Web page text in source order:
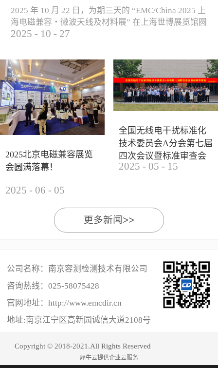
2025 年 10 月 22 日，为期三天的 “EMC/China 2025 上
海电磁兼容・微波天线及材料展” 在上海世博展览馆圆
满落下帷幕。作为电磁兼容领域的行业盛会，本届展
研讨及产品展示等多种形式，深入交流行业见解，踊
跃探索合作空间，为电磁兼容领域的高质量发展汇聚
了新动能。产品展示展会现场，公司展示了...
2025 - 10 - 27
2025北京电磁兼容展览
会圆满落幕！
2025 - 06 - 05
全国无线电干扰标准化
技术委员会A分会第七届
四次会议暨标准审查会
成功举办
2025 - 05 - 15
更多新闻>>
公司名称：南京容测检测技术有限公司
咨询热线： 025-58075428
官网地址：http://www.emcdir.cn
地址:南京江宁区高新园诚信大道2108号
Copyright © 2018-2021.All Rights Reserved
犀牛云提供企业云服务